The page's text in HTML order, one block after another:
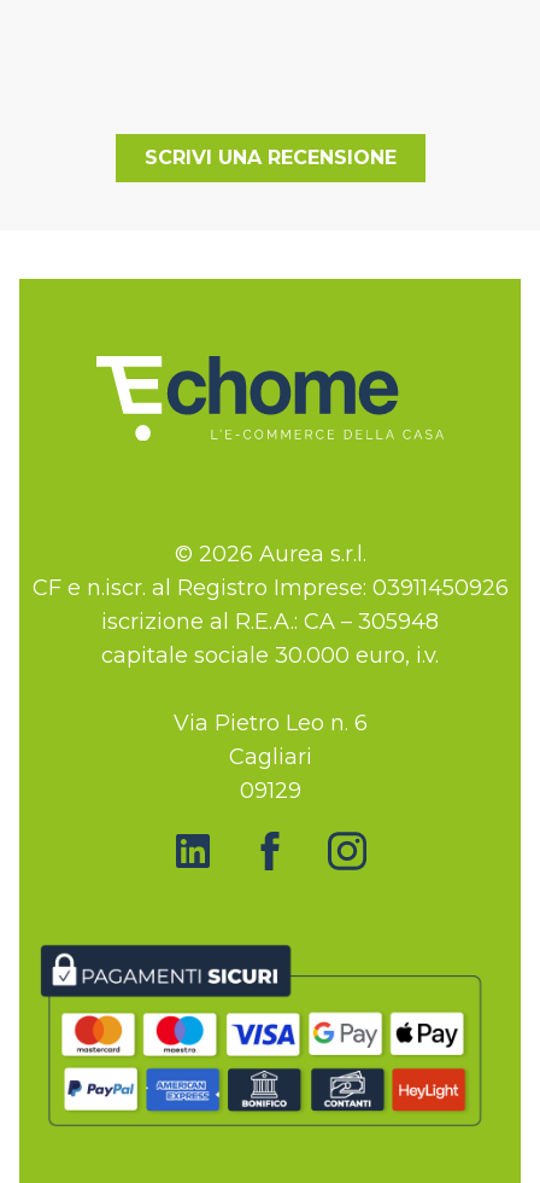
SCRIVI UNA RECENSIONE
© 2026 Aurea s.r.l.
CF e n.iscr. al Registro Imprese: 03911450926
iscrizione al R.E.A.: CA – 305948
capitale sociale 30.000 euro, i.v.
Via Pietro Leo n. 6
Cagliari
09129